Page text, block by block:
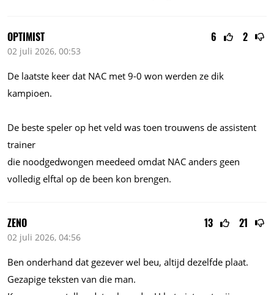
6 2
OPTIMIST
02 juli 2026, 00:53
De laatste keer dat NAC met 9-0 won werden ze dik
kampioen.
De beste speler op het veld was toen trouwens de assistent
trainer
die noodgedwongen meedeed omdat NAC anders geen
volledig elftal op de been kon brengen.
13 21
ZENO
02 juli 2026, 04:56
Ben onderhand dat gezever wel beu, altijd dezelfde plaat.
Gezapige teksten van die man.